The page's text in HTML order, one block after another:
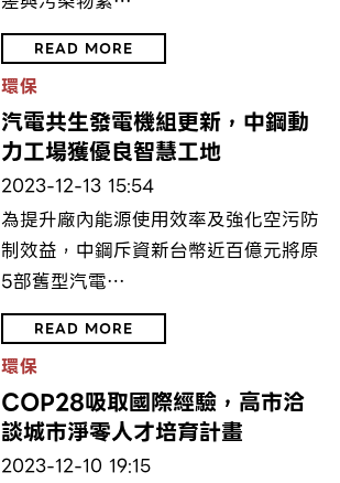
READ MORE
環保
汽電共生發電機組更新，中鋼動
力工場獲優良智慧工地
2023-12-13 15:54
為提升廠內能源使用效率及強化空污防
制效益，中鋼斥資新台幣近百億元將原
5部舊型汽電…
READ MORE
環保
COP28吸取國際經驗，高市洽
談城市淨零人才培育計畫
2023-12-10 19:15